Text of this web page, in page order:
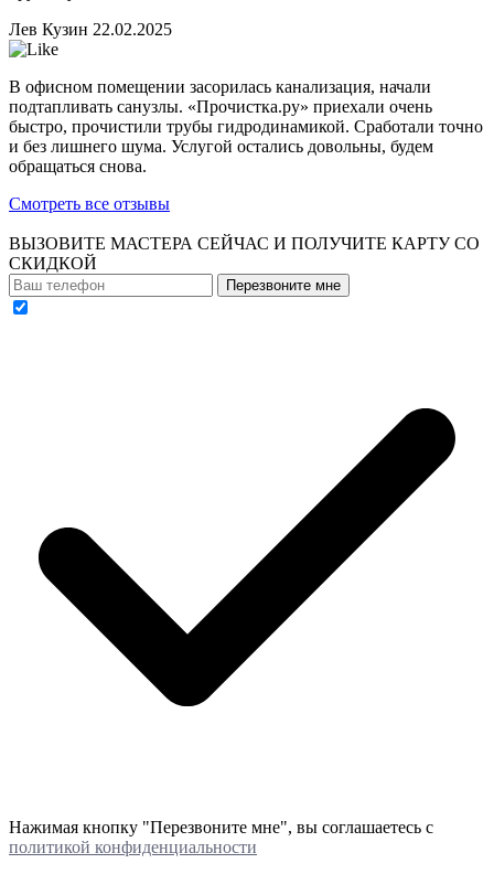
Лев Кузин 22.02.2025
В офисном помещении засорилась канализация, начали
подтапливать санузлы. «Прочистка.ру» приехали очень
быстро, прочистили трубы гидродинамикой. Сработали точно
и без лишнего шума. Услугой остались довольны, будем
обращаться снова.
Смотреть все отзывы
ВЫЗОВИТЕ МАСТЕРА СЕЙЧАС И ПОЛУЧИТЕ КАРТУ СО
СКИДКОЙ
Перезвоните мне
Нажимая кнопку "Перезвоните мне", вы соглашаетесь с
политикой конфиденциальности